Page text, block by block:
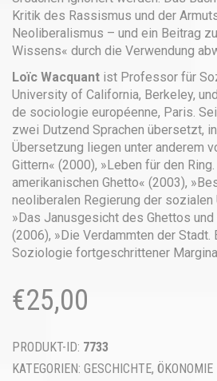
Kritik des Rassismus und der
Neoliberalismus – und ein Beitrag
Wissens« durch die Verwendung
Loïc Wacquant ist Professor für
University of California, Berkeley,
de sociologie européenne, Paris.
zwei Dutzend Sprachen übersetzt,
Übersetzung liegen unter anderem
Gittern« (2000), »Leben für den
amerikanischen Ghetto« (2003),
neoliberalen Regierung der sozialen
»Das Janusgesicht des Ghettos
(2006), »Die Verdammten der Stadt.
Soziologie fortgeschrittener
€25,00
PRODUKT-ID: 7733
KATEGORIEN: GESCHICHTE, ÖKONOMIE